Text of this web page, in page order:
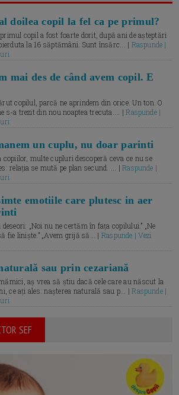
doilea copil la fel ca pe primul?
copil a fost foarte dorit, după ani de așteptări
la 16 săptămâni. Sunt însărc... | Raspunde |
mai des de când avem copil. E
copilul, parcă ne aprindem din orice. Un ton. O
s-a trezit din nou noaptea trecuta.... |Raspunde |
un cuplu, nu doar parinti
copiilor, multe cupluri descoperă ceva ce nu se
relația se mută pe plan secund. ... |Raspunde |
emotiile care plutesc in aer
„Noi nu ne certăm în fața copilului.” „Ne
fie liniște.” „Avem grijă să... | Raspunde | Vezi
sau prin cezariană
aș vrea să știu dacă cele care au născut la
ce ați ales: nașterea naturală sau p... |Raspunde |
SEF